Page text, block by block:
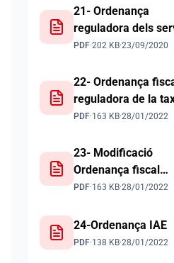
així com pel rodatge,
gravacions o
21- Ordenança
reguladora dels
electrònics
PDF·202 KB·23/09/2020
22- Ordenança
reguladora de la
pel subministrament
PDF·163 KB·28/01/2022
23- Modificació
Ordenança fiscal
recollida de fems,
urbans
PDF·163 KB·28/01/2022
24-Ordenança IAE
PDF·138 KB·28/01/2022